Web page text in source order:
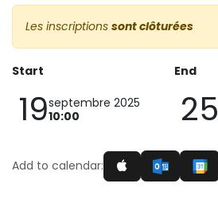
Les inscriptions sont clôturées
Start
19septembre 2025
10:00
End
25
Add to calendar: